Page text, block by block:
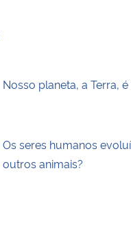
Nosso planeta, a Terra,
Os seres humanos
outros animais?